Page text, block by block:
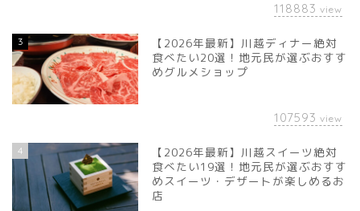
118883 view
3
【2026年最新】川越ディナー絶対
食べたい20選！地元民が選ぶおすす
めグルメショップ
107593 view
4
【2026年最新】川越スイーツ絶対
食べたい19選！地元民が選ぶおすす
めスイーツ・デザートが楽しめるお
店